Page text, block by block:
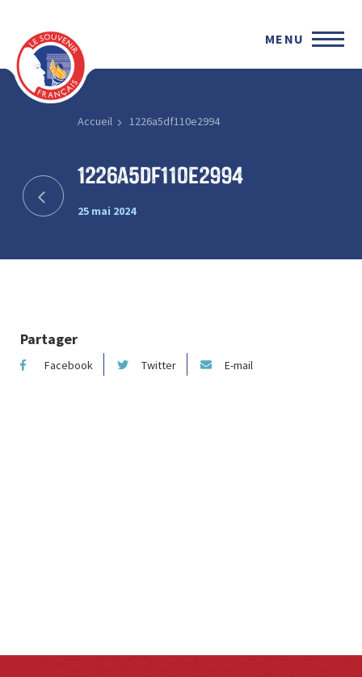
MENU
Accueil 1226a5df110e2994
1226a5df110e2994
25 mai 2024
Partager
Facebook Twitter E-mail